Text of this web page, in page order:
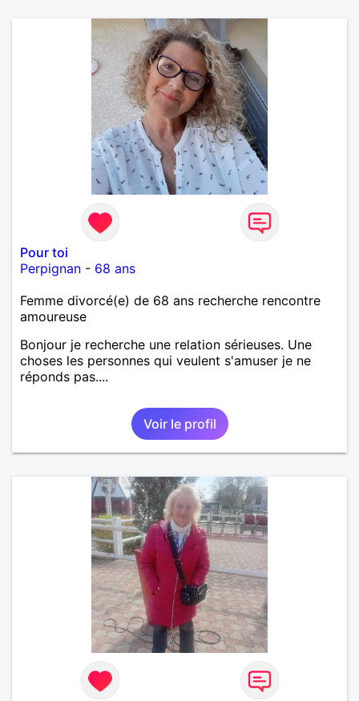
Pour toi
Perpignan - 68 ans
Femme divorcé(e) de 68 ans recherche rencontre
amoureuse
Bonjour je recherche une relation sérieuses. Une
choses les personnes qui veulent s'amuser je ne
réponds pas....
Voir le profil